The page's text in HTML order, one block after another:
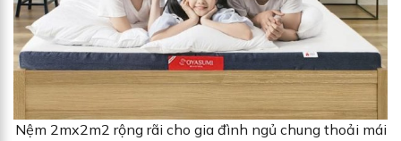
Nệm 2mx2m2 rộng rãi cho gia đình ngủ chung thoải mái